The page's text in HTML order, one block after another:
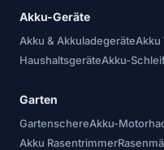
Akku-Geräte
Akku & AkkuladegeräteAkku
HaushaltsgeräteAkku-
Garten
GartenschereAkku-
Akku Rasentrimmer